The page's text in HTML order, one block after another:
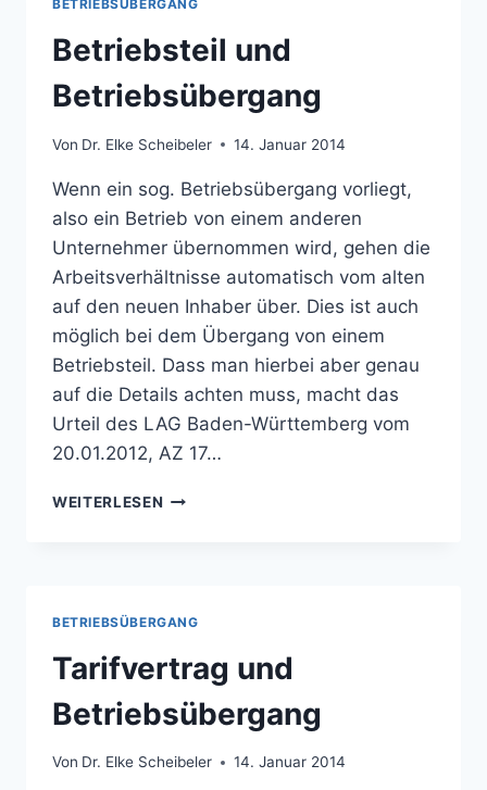
BETRIEBSÜBERGANG
Betriebsteil und
Betriebsübergang
Von Dr. Elke Scheibeler 14. Januar 2014
Wenn ein sog. Betriebsübergang vorliegt,
also ein Betrieb von einem anderen
Unternehmer übernommen wird, gehen die
Arbeitsverhältnisse automatisch vom alten
auf den neuen Inhaber über. Dies ist auch
möglich bei dem Übergang von einem
Betriebsteil. Dass man hierbei aber genau
auf die Details achten muss, macht das
Urteil des LAG Baden-Württemberg vom
20.01.2012, AZ 17…
WEITERLESEN BETRIEBSTEIL
BETRIEBSÜBERGANG
Tarifvertrag und
Betriebsübergang
Von Dr. Elke Scheibeler 14. Januar 2014